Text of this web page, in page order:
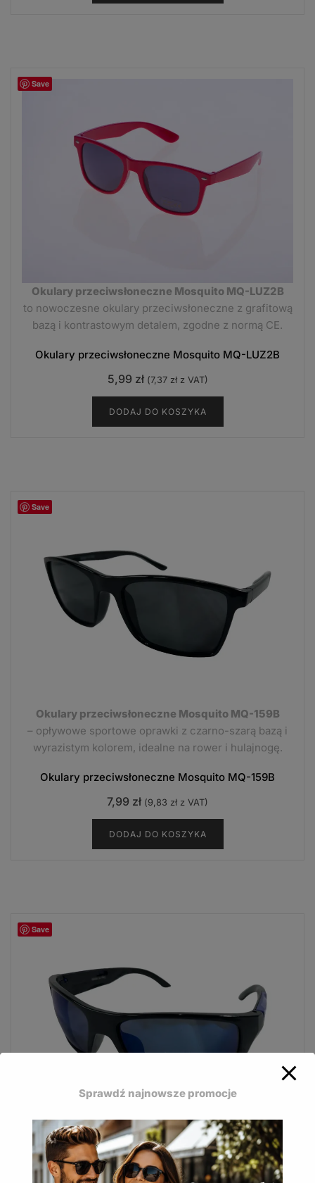
Save
Okulary przeciwsłoneczne Mosquito MQ-LUZ2B
to nowoczesne okulary przeciwsłoneczne z grafitową
bazą i kontrastowym detalem, zgodne z normą CE.
Okulary przeciwsłoneczne Mosquito MQ-LUZ2B
5,99 zł (7,37 złz VAT)
DODAJ DO KOSZYKA
Save
Okulary przeciwsłoneczne Mosquito MQ-159B
– opływowe sportowe oprawki z czarno-szarą bazą i
wyrazistym kolorem, idealne na rower i hulajnogę.
Okulary przeciwsłoneczne Mosquito MQ-159B
7,99 zł (9,83 zł z VAT)
DODAJ DO KOSZYKA
Save
Okulary przeciwsłoneczne Mosquito MQ-163A
z kolekcji Mosquito to sportowe okulary w czarno-
grafitowej kolorystyce z jednym kontrastowym
Sprawdź najnowsze promocje